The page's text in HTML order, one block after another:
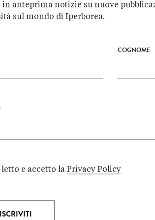
PARADISO
in anteprima notizie su nuove
sul mondo di Iperborea.
COGNOME
e accetto la Privacy Policy